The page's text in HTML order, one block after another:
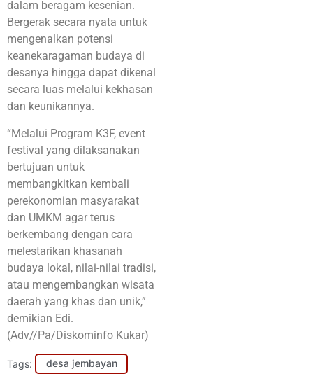
dalam beragam kesenian.
Bergerak secara nyata untuk
mengenalkan potensi
keanekaragaman budaya di
desanya hingga dapat dikenal
secara luas melalui kekhasan
dan keunikannya.
“Melalui Program K3F, event
festival yang dilaksanakan
bertujuan untuk
membangkitkan kembali
perekonomian masyarakat
dan UMKM agar terus
berkembang dengan cara
melestarikan khasanah
budaya lokal, nilai-nilai tradisi,
atau mengembangkan wisata
daerah yang khas dan unik,”
demikian Edi.
(Adv//Pa/Diskominfo Kukar)
Tags: desa jembayan